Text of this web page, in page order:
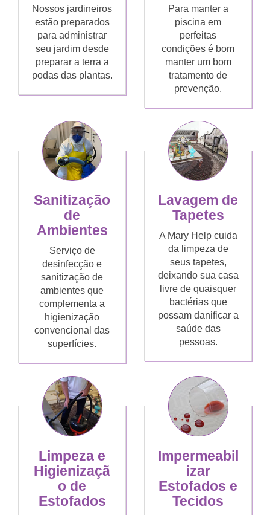
Nossos jardineiros
estão preparados
para administrar
seu jardim desde
preparar a terra a
podas das plantas.
Para manter a
piscina em
perfeitas
condições é bom
manter um bom
tratamento de
prevenção.
Sanitização
de
Ambientes
Serviço de
desinfecção e
sanitização de
ambientes que
complementa a
higienização
convencional das
superfícies.
Lavagem de
Tapetes
A Mary Help cuida
da limpeza de
seus tapetes,
deixando sua casa
livre de quaisquer
bactérias que
possam danificar a
saúde das
pessoas.
Limpeza e
Higienizaçã
o de
Estofados
Impermeabil
izar
Estofados e
Tecidos